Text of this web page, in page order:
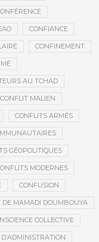
CONFIANCE
CONFINEMENT
AU TCHAD
CONFLIT MALIEN
CONFLITS ARMÉS
GÉOPOLITIQUES
MODERNES
CONFUSION
DE MAMADI DOUMBOUYA
COLLECTIVE